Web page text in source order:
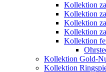
Kollektion
Kollektion
Kollektion
Kollektion
Kollektion
Kollektion Gold-
Kollektion